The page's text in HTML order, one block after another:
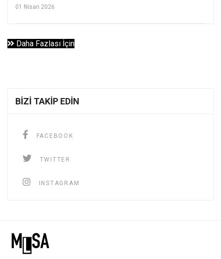
01 Nisan 2026
Daha Fazlası İçin
BIZI TAKIP EDIN
FACEBOOK
TWITTER
INSTAGRAM